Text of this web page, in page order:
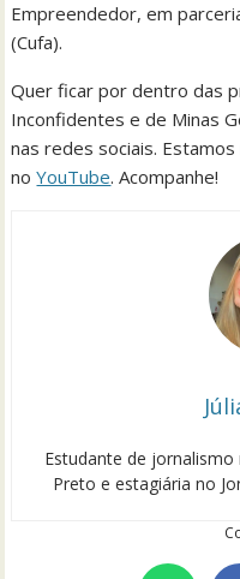
Empreendedor, em
(Cufa).
Quer ficar por dentro das
Inconfidentes e de Minas
nas redes sociais. Estamos
noYouTube. Acompanhe!
Estudante de jornalismo
Preto e estagiária no